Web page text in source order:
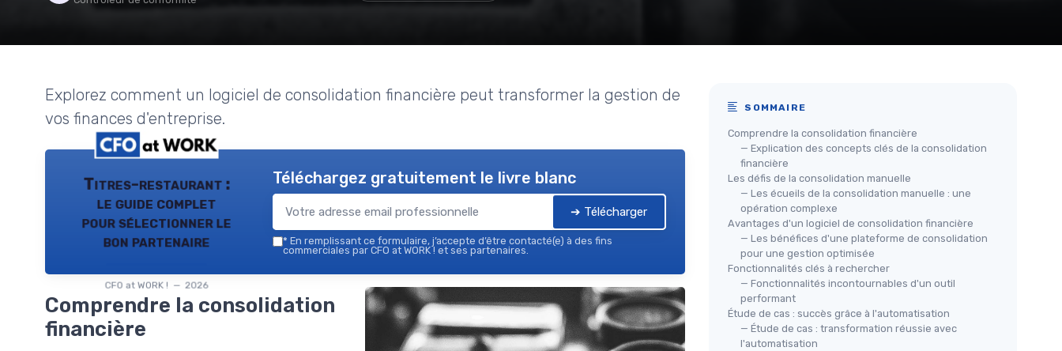
Explorez comment un logiciel de consolidation financière peut transformer la gestion de
vos finances d'entreprise.
Titres-restaurant :
le guide complet
pour sélectionner le
bon partenaire
CFO at WORK ! — 2026
Téléchargez gratuitement le livre blanc
➔ Télécharger
* En remplissant ce formulaire, j’accepte d’être contacté(e) à des fins
commerciales par CFO at WORK ! et ses partenaires.
Comprendre la consolidation
financière
SOMMAIRE
Comprendre la consolidation financière
— Explication des concepts clés de la consolidation
financière
Les défis de la consolidation manuelle
— Les écueils de la consolidation manuelle : une
opération complexe
Avantages d'un logiciel de consolidation financière
— Les bénéfices d'une plateforme de consolidation
pour une gestion optimisée
Fonctionnalités clés à rechercher
— Fonctionnalités incontournables d'un outil
performant
Étude de cas : succès grâce à l'automatisation
— Étude de cas : transformation réussie avec
l'automatisation